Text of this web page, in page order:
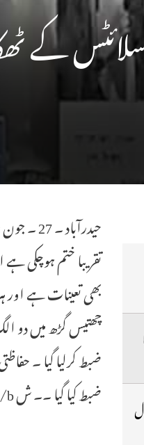
کے
تقریبا ختم ہوچکی
بھی تعینات ہے اور
ضبط کیا گیا ۔۔ ش m/b